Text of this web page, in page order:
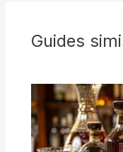
Guides